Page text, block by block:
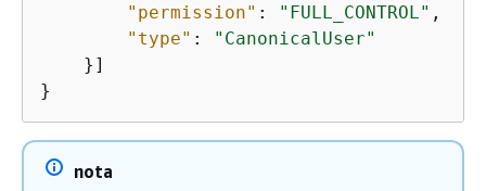
"permission" : "FULL_CONTROL" ,
"type" :
"CanonicalUser"
    }]
}
nota